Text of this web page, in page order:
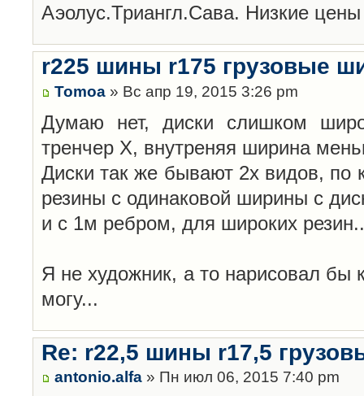
Аэолус.Триангл.Сава. Низкие
r225 шины r175 грузовые
Tomoa » Вс апр 19, 2015 3:26 pm
Думаю нет, диски слишком
тренчер Х, внутреняя ширина
Диски так же бывают 2х видов, по
резины с одинаковой ширины с
и с 1м ребром, для широких
Я не художник, а то нарисовал бы
могу...
Re: r22,5 шины r17,5
antonio.alfa » Пн июл 06, 2015 7:40 pm